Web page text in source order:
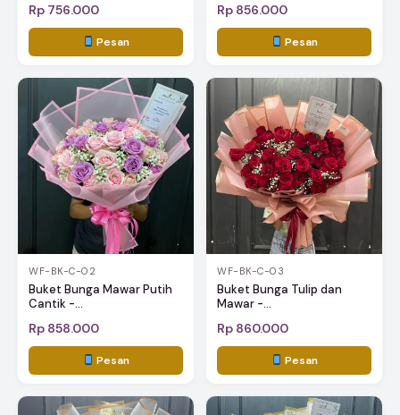
Rp 756.000
Pesan
Rp 856.000
Pesan
WF-BK-C-02
Buket Bunga Mawar Putih
Cantik -...
Rp 858.000
Pesan
WF-BK-C-03
Buket Bunga Tulip dan
Mawar -...
Rp 860.000
Pesan